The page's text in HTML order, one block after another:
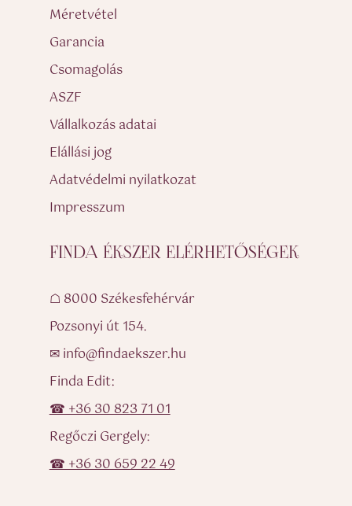
Méretvétel
Garancia
Csomagolás
ASZF
Vállalkozás adatai
Elállási jog
Adatvédelmi nyilatkozat
Impresszum
FINDA ÉKSZER ELÉRHETŐSÉGEK
☖ 8000 Székesfehérvár
Pozsonyi út 154.
✉ info@findaekszer.hu
Finda Edit:
☎ +36 30 823 71 01
Regőczi Gergely:
☎ +36 30 659 22 49